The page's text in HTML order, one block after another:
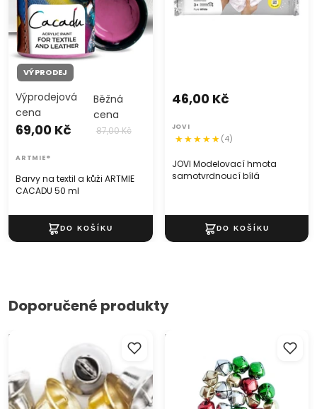
VÝPRODEJ
Barvy na textil a kůži ARTMIE
CACADU 50 ml
Výprodejová
cena
69,00 Kč
Běžná
cena
87,00 Kč
ARTMIE®
JOVI Modelovací hmota
samotvrdnoucí bílá
46,00 Kč
JOVI
(4)
Doporučené produkty
Dekorační zvonky 20 kusů
Dekorační barevné rolničky